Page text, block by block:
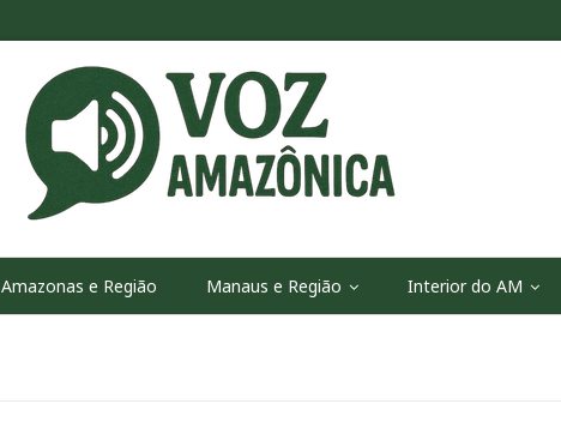
Amazonas e Região Manaus e Região Interior do AM